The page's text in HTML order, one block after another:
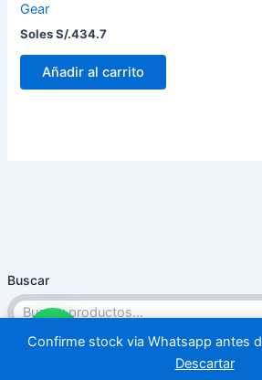
Confirme stock via Whatsapp antes
Descartar
Buscar
Gear
Soles S/.434.7
Añadir al carrito